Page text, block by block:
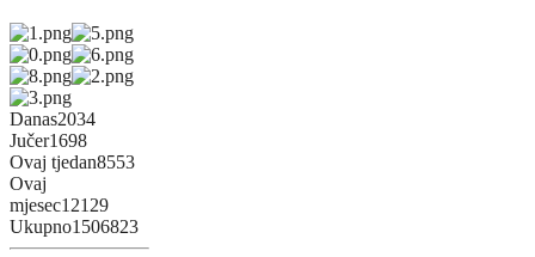
Danas2034
Jučer1698
Ovaj tjedan8553
Ovaj
mjesec12129
Ukupno1506823